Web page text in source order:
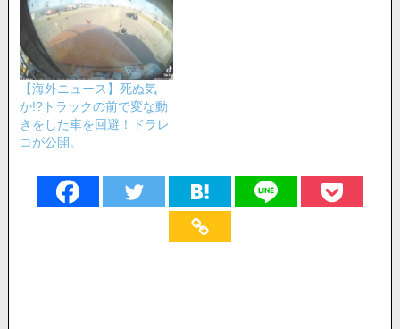
【海外ニュース】死ぬ気
か!?トラックの前で変な動
きをした車を回避！ドラレ
コが公開。